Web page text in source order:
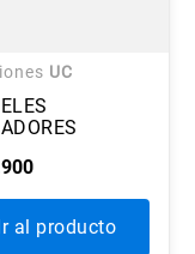
UC
900
al producto